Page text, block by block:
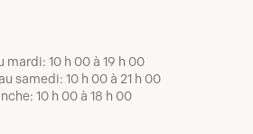
mardi: 10 h 00 à 19 h 00
samedi: 10 h 00 à 21 h 00
10 h 00 à 18 h 00